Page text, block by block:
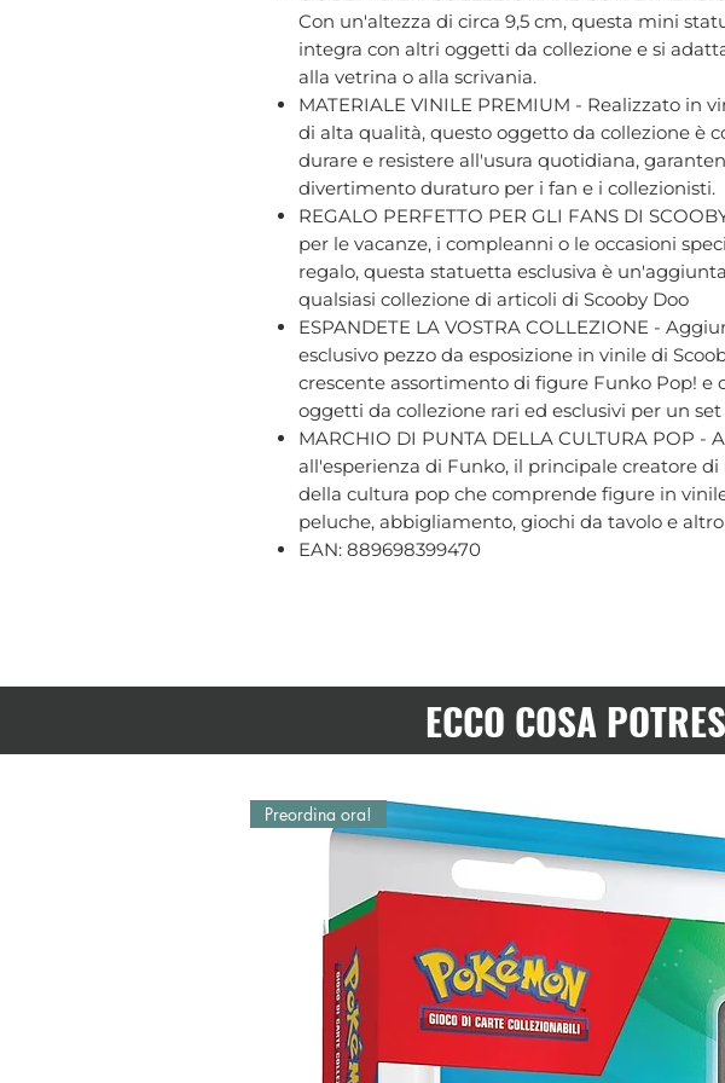
Con un'altezza di circa 9,5 cm, questa mini
integra con altri oggetti da collezione e si
alla vetrina o alla scrivania.
MATERIALE VINILE PREMIUM - Realizzato in
di alta qualità, questo oggetto da collezione è
durare e resistere all'usura quotidiana,
divertimento duraturo per i fan e i collezionisti.
REGALO PERFETTO PER GLI FANS DI
per le vacanze, i compleanni o le occasioni
regalo, questa statuetta esclusiva è
qualsiasi collezione di articoli di Scooby Doo
ESPANDETE LA VOSTRA COLLEZIONE -
esclusivo pezzo da esposizione in vinile di
crescente assortimento di figure Funko Pop! e
oggetti da collezione rari ed esclusivi per un
MARCHIO DI PUNTA DELLA CULTURA POP -
all'esperienza di Funko, il principale creatore
della cultura pop che comprende figure in
peluche, abbigliamento, giochi da tavolo e
EAN: 889698399470
ECCO COSA
Preordina ora!